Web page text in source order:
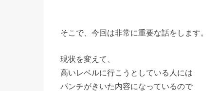
そこで、今回は非常に重要な話をします。
現状を変えて、
高いレベルに行こうとしている人には
パンチがきいた内容になっているので